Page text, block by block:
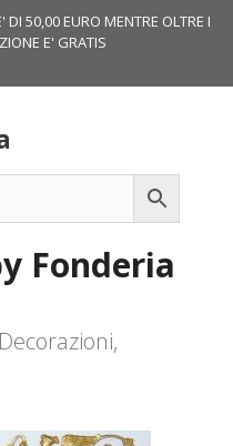
DI 50,00 EURO MENTRE OLTRE I
E' GRATIS
Fonderia